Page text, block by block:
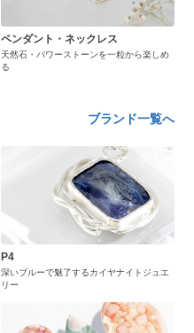
ペンダント・ネックレス
天然石・パワーストーンを一粒から楽しめ
る
ブランド一覧へ
P4
深いブルーで魅了するカイヤナイトジュエ
リー